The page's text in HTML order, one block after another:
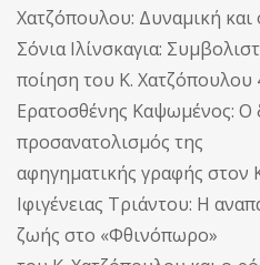
Χατζόπουλου: Δυναμική και
Σόνια Ιλίνσκαγια:
ποίηση του Κ. Χατζόπουλου
Ερατοσθένης Καψωμένος: Ο
προσανατολισμός της
αφηγηματικής γραφής στον
Ιφιγένειας Τριάντου: Η
ζωής στο «Φθινόπωρο»